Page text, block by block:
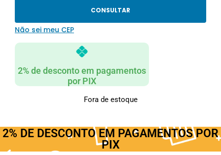
CONSULTAR
Não sei meu CEP
2% de desconto em pagamentos
por PIX
Fora de estoque
2% DE DESCONTO EM PAGAMENTOS POR
PIX